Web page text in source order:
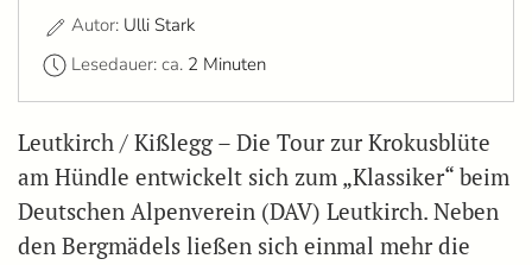
Autor: Ulli Stark
Lesedauer: ca. 2 Minuten
Leutkirch / Kißlegg – Die Tour zur Krokusblüte
am Hündle entwickelt sich zum „Klassiker“ beim
Deutschen Alpenverein (DAV) Leutkirch. Neben
den Bergmädels ließen sich einmal mehr die